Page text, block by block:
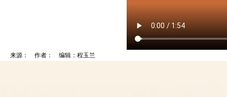
来源： 作者： 编辑：程玉兰